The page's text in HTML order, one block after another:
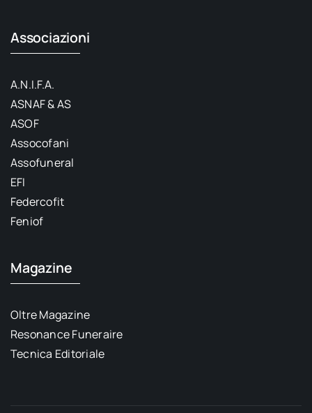
Associazioni
A.N.I.F.A.
ASNAF & AS
ASOF
Assocofani
Assofuneral
EFI
Federcofit
Feniof
Magazine
Oltre Magazine
Resonance Funeraire
Tecnica Editoriale